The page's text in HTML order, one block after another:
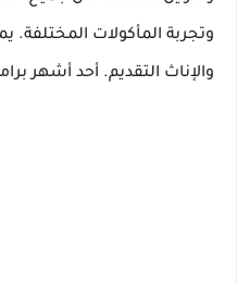
وتجربة المأكولات المختلفة.
والإناث التقديم. أحد أشهر